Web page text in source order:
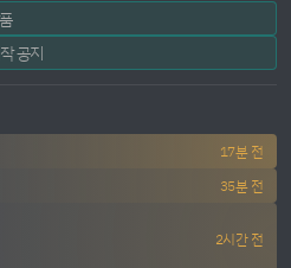
공지
17분 전
35분 전
2시간 전